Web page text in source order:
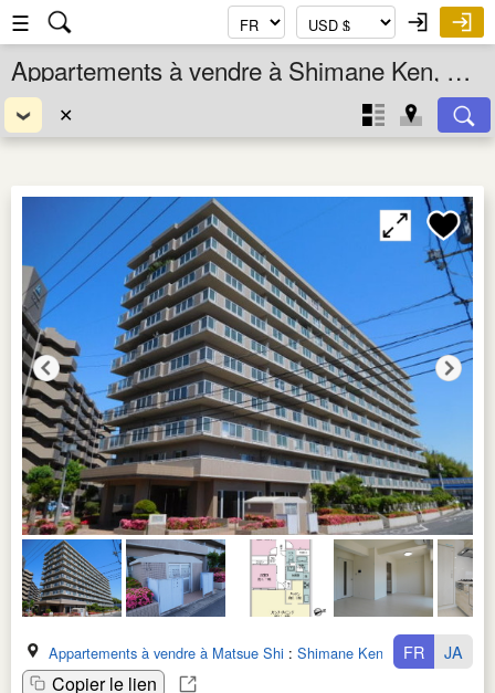
☰
Appartements à vendre à Shimane Ken, Chugoku, Japon
✕
Appartements à vendre à Matsue Shi : Shimane Ken
Copier le lien
FR JA